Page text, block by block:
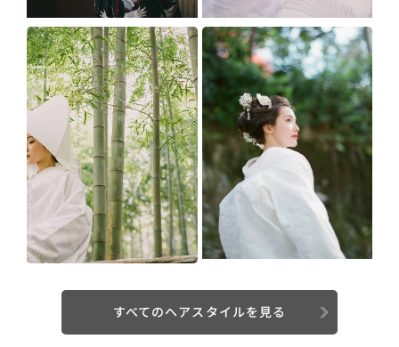
すべてのヘアスタイルを見る